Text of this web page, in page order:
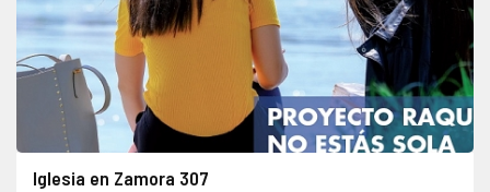
Iglesia en Zamora 307